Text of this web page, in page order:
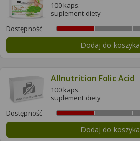
100 kaps.
suplement diety
Dostępność
Dodaj do koszyka
Allnutrition Folic Acid
100 kaps.
suplement diety
Dostępność
Dodaj do koszyka